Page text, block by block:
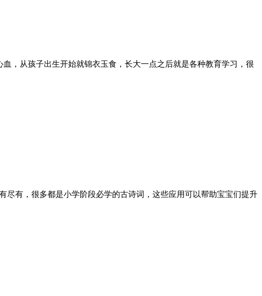
，从孩子出生开始就锦衣玉食，长大一点之后就是各种教育学习，很
尽有，很多都是小学阶段必学的古诗词，这些应用可以帮助宝宝们提升